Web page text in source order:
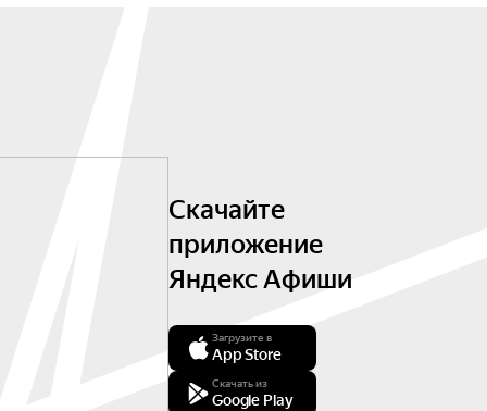
Скачайте
приложение
Яндекс Афиши
Загрузите в
App Store
Скачать из
Google Play